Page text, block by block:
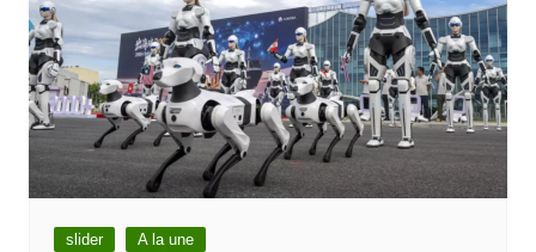
slider A la une